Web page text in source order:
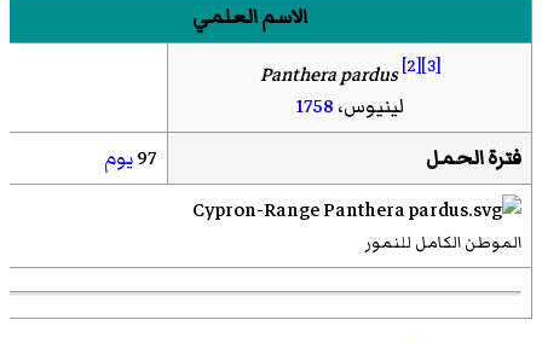
الاسم العلمي
Panthera pardus [2][3]
لينيوس،1758
فترة الحمل
97يوم
الموطن الكامل للنمور